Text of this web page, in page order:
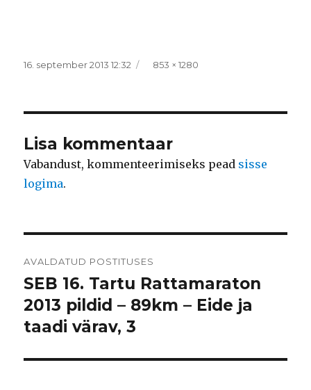
Postitatud
16. september 2013 12:32 Täissuurus
853 × 1280
Lisa kommentaar
Vabandust, kommenteerimiseks pead sisse
logima.
AVALDATUD POSTITUSES
SEB 16. Tartu Rattamaraton
2013 pildid – 89km – Eide ja
taadi värav, 3